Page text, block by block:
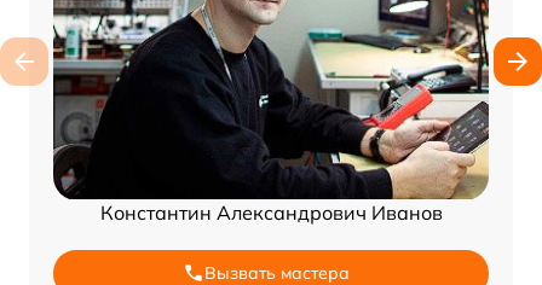
Константин Александрович Иванов
Вызвать мастера